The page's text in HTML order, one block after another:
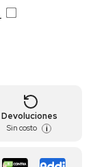
Devoluciones
Sin costo i